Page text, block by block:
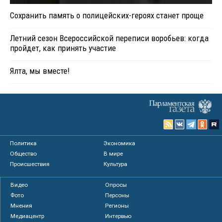
Сохранить память о полицейских-героях станет проще
Летний сезон Всероссийской переписи воробьев: когда
пройдет, как принять участие
Ялта, мы вместе!
Политика
Экономика
Общество
В мире
Происшествия
Культура
Видео
Опросы
Фото
Персоны
Мнения
Регионы
Медиацентр
Интервью